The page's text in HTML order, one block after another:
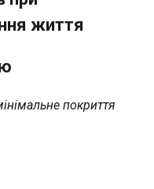
життя
покриття